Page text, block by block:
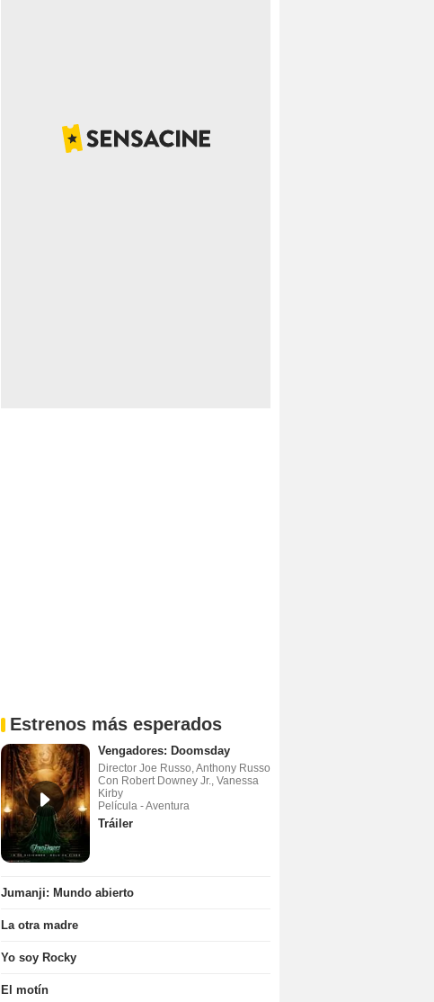
Estrenos más esperados
Vengadores: Doomsday
Director Joe Russo, Anthony Russo
Con Robert Downey Jr., Vanessa
Kirby
Película - Aventura
Tráiler
Jumanji: Mundo abierto
La otra madre
Yo soy Rocky
El motín